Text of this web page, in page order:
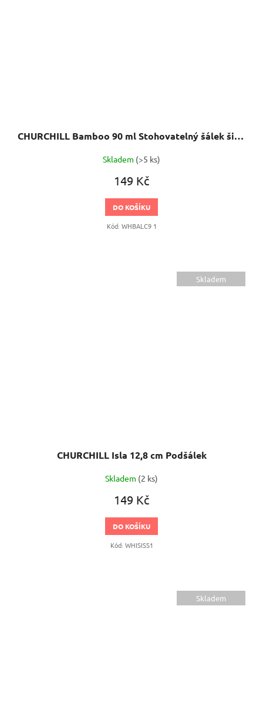
CHURCHILL Bamboo 90 ml Stohovatelný šálek široký
Skladem (>5 ks)
149 Kč
DO KOŠÍKU
Kód: WHBALC9 1
Skladem
CHURCHILL Isla 12,8 cm Podšálek
Skladem (2 ks)
149 Kč
DO KOŠÍKU
Kód: WHISISS1
Skladem